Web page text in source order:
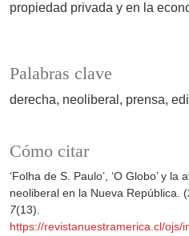
Palabras clave
derecha neoliberal prensa
Cómo citar
‘Folha de S. Paulo’, ‘O Globo’ y
neoliberal en la Nueva República.
7(13).
https://revistanuestramerica.cl/ojs/
propiedad privada y en la